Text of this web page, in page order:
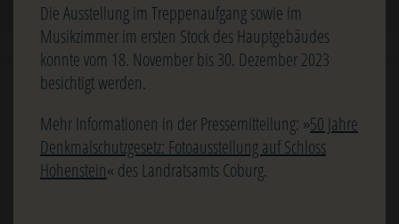
Die Ausstellung im Treppenaufgang sowie im
Musikzimmer im ersten Stock des Hauptgebäudes
konnte vom 18. November bis 30. Dezember 2023
besichtigt werden.
Mehr Informationen in der Pressemitteilung: »50 Jahre
Denkmalschutzgesetz: Fotoausstellung auf Schloss
Hohenstein« des Landratsamts Coburg.